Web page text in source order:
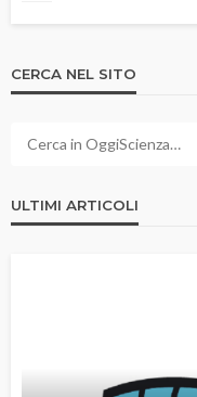
CERCA NEL SITO
ULTIMI ARTICOLI